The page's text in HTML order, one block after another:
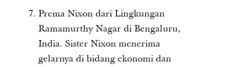
Prema Nixon dari Lingkungan
Ramamurthy Nagar di Bengaluru,
India. Sister Nixon menerima
gelarnya di bidang ekonomi dan